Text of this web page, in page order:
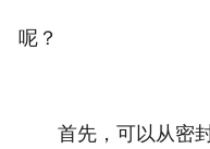
呢？
首先，可以从密封